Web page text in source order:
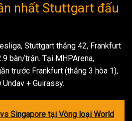
nhất Stuttgart đấu
Stuttgart thắng 42, Frankfurt
bàn/trận. Tại MHPArena,
trước Frankfurt (thắng 3 hòa 1),
+ Guirassy.
Singapore tại Vòng loại World